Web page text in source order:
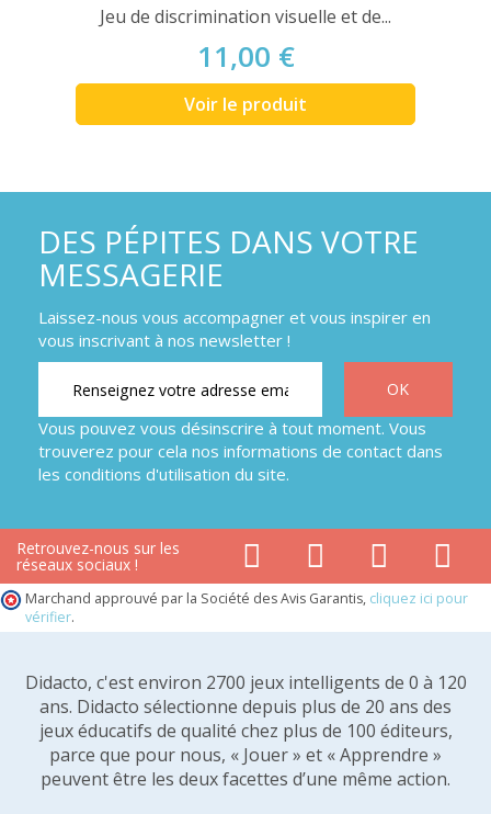
Jeu de discrimination visuelle et de...
11,00 €
Voir le produit
DES PÉPITES DANS VOTRE
MESSAGERIE
Laissez-nous vous accompagner et vous inspirer en
vous inscrivant à nos newsletter !
Vous pouvez vous désinscrire à tout moment. Vous
trouverez pour cela nos informations de contact dans
les conditions d'utilisation du site.
Retrouvez-nous sur les
réseaux sociaux !
Marchand approuvé par la Société des Avis Garantis, cliquez ici pour
vérifier.
Didacto, c'est environ 2700 jeux intelligents de 0 à 120
ans. Didacto sélectionne depuis plus de 20 ans des
jeux éducatifs de qualité chez plus de 100 éditeurs,
parce que pour nous, « Jouer » et « Apprendre »
peuvent être les deux facettes d’une même action.